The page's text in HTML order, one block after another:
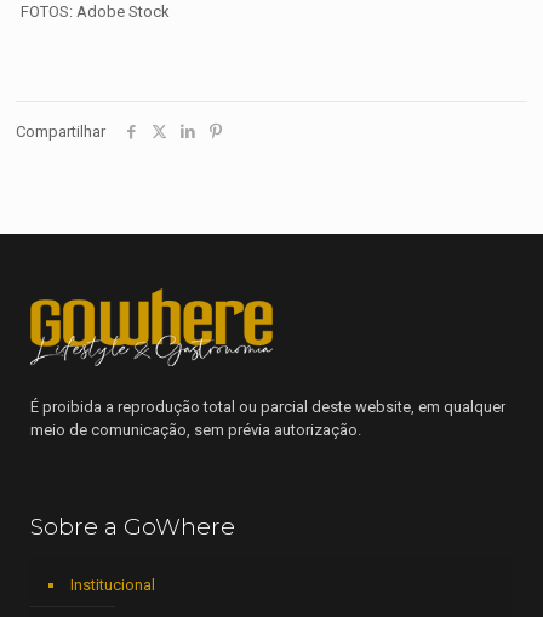
FOTOS: Adobe Stock
Compartilhar
É proibida a reprodução total ou parcial deste website, em qualquer
meio de comunicação, sem prévia autorização.
Sobre a GoWhere
Institucional